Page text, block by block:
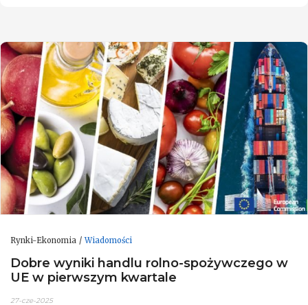
Rynki-Ekonomia Wiadomości
Dobre wyniki handlu rolno-spożywczego w
UE w pierwszym kwartale
27-cze-2025